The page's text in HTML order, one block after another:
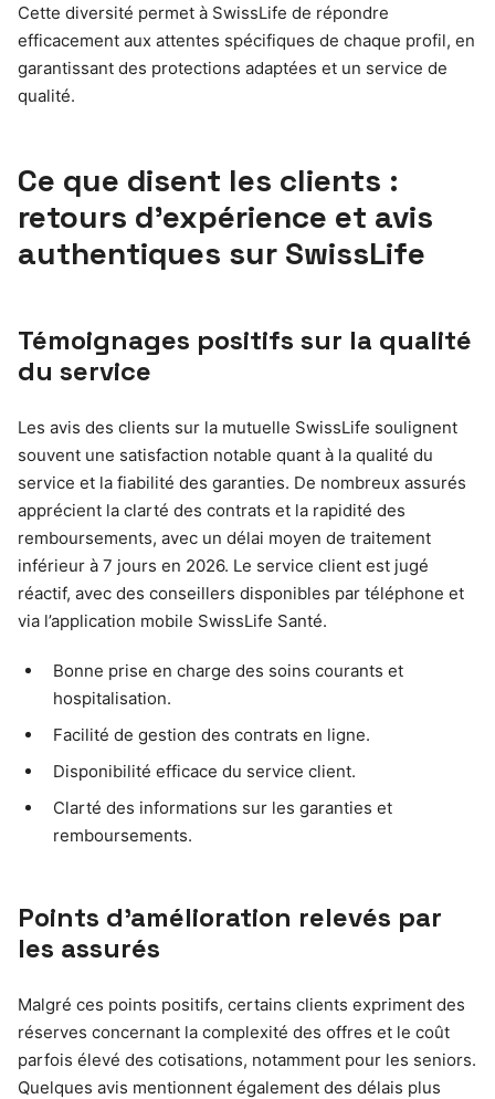
Cette diversité permet à SwissLife de répondre
efficacement aux attentes spécifiques de chaque profil, en
garantissant des protections adaptées et un service de
qualité.
Ce que disent les clients :
retours d’expérience et avis
authentiques sur SwissLife
Témoignages positifs sur la qualité
du service
Les avis des clients sur la mutuelle SwissLife soulignent
souvent une satisfaction notable quant à la qualité du
service et la fiabilité des garanties. De nombreux assurés
apprécient la clarté des contrats et la rapidité des
remboursements, avec un délai moyen de traitement
inférieur à 7 jours en 2026. Le service client est jugé
réactif, avec des conseillers disponibles par téléphone et
via l’application mobile SwissLife Santé.
Bonne prise en charge des soins courants et
hospitalisation.
Facilité de gestion des contrats en ligne.
Disponibilité efficace du service client.
Clarté des informations sur les garanties et
remboursements.
Points d’amélioration relevés par
les assurés
Malgré ces points positifs, certains clients expriment des
réserves concernant la complexité des offres et le coût
parfois élevé des cotisations, notamment pour les seniors.
Quelques avis mentionnent également des délais plus